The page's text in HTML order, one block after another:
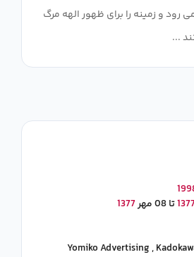
رود و زمینه را برای ظهور الهه مرگ
...
تا 08 مهر
1377
Yomiko Advertising,